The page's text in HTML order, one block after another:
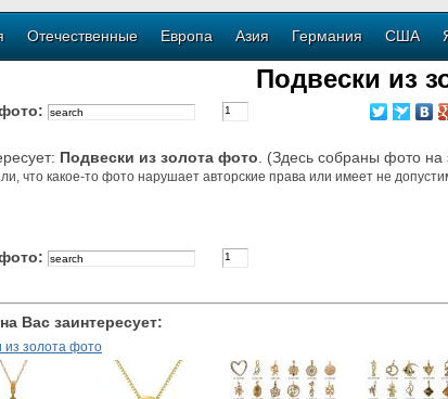
Отечественные Европа Азия Германия США
Подвески из
Подвески из золота фото . (Здесь собраны фото на
что какое-то фото нарушает авторские права или имеет не
Вас заинтересует:
из золота фото